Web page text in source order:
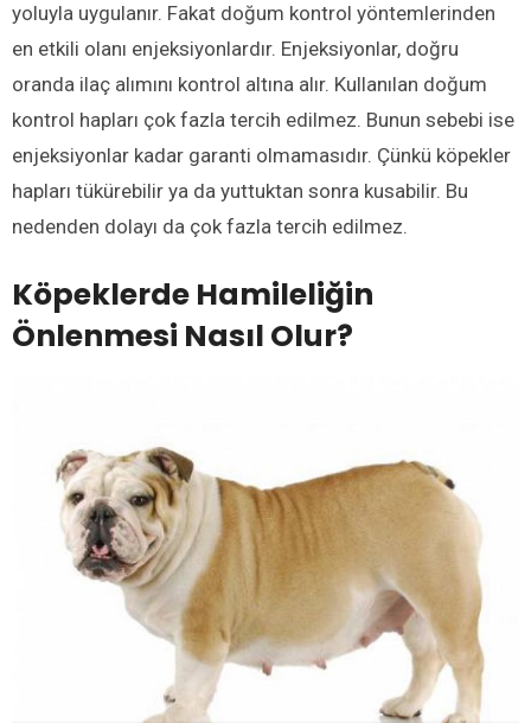
yoluyla uygulanır. Fakat doğum kontrol yöntemlerinden
en etkili olanı enjeksiyonlardır. Enjeksiyonlar, doğru
oranda ilaç alımını kontrol altına alır. Kullanılan doğum
kontrol hapları çok fazla tercih edilmez. Bunun sebebi ise
enjeksiyonlar kadar garanti olmamasıdır. Çünkü köpekler
hapları tükürebilir ya da yuttuktan sonra kusabilir. Bu
nedenden dolayı da çok fazla tercih edilmez.
Köpeklerde Hamileliğin
Önlenmesi Nasıl Olur?